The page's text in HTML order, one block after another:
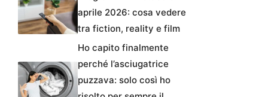
aprile 2026: cosa vedere
tra fiction, reality e film
Ho capito finalmente
perché l’asciugatrice
puzzava: solo così ho
risolto per sempre il